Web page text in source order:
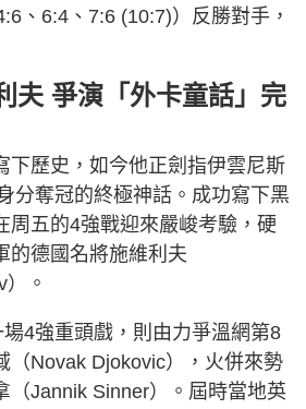
、6:4、7:6 (10:7)）反勝對手，
夫 爭演「外卡童話」完
下歷史，如今他正劍指伊雲尼斯
分奪冠的終極神話。成功寫下黑
周五的4強戰迎來嚴峻考驗，硬
的德國名將施維利夫
）。
4強重頭戲，則由力爭溫網第8
（Novak Djokovic），火併來勢
（Jannik Sinner）。屆時當地英